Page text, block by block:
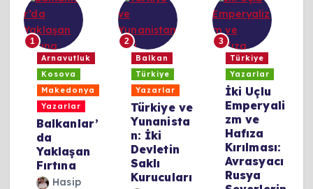
1
Arnavutluk
Kosova
Makedonya
Yazarlar
Balkanlar’
da
Yaklaşan
Fırtına
Hasip
2
Balkan
Türkiye
Yazarlar
Türkiye ve
Yunanista
n: İki
Devletin
Saklı
Kurucuları
3
Türkiye
Yazarlar
İki Uçlu
Emperyali
zm ve
Hafıza
Kırılması:
Avrasyacı
Rusya